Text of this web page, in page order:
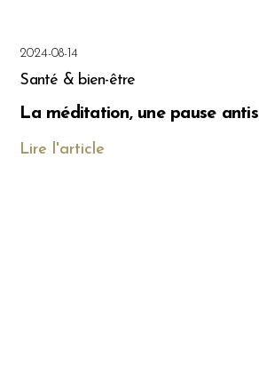
2024-08-14
Santé & bien-être
La méditation, une pause
Lire l'article